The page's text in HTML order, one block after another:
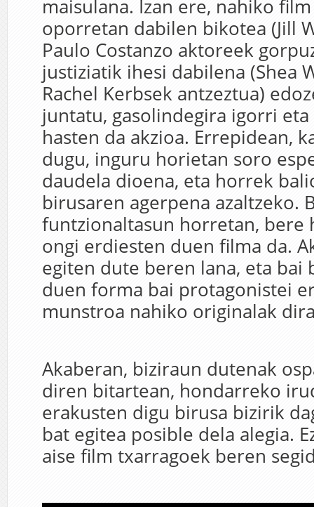
maisulana. Izan ere, nahiko
oporretan dabilen bikotea (Jill
Paulo Costanzo aktoreek
justiziatik ihesi dabilena (Shea
Rachel Kerbsek antzeztua)
juntatu, gasolindegira igorri
hasten da akzioa. Errepidean,
dugu, inguru horietan soro
daudela dioena, eta horrek
birusaren agerpena azaltzeko.
funtzionaltasun horretan, bere
ongi erdiesten duen filma da.
egiten dute beren lana, eta bai
duen forma bai protagonistei
munstroa nahiko originalak
Akaberan, biziraun dutenak
diren bitartean, hondarreko
erakusten digu birusa bizirik
bat egitea posible dela alegia.
aise film txarragoek beren